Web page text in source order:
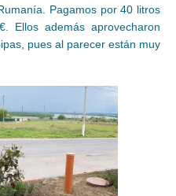
Pagamos por 40 litros
Ellos además aprovecharon
pues al parecer están muy